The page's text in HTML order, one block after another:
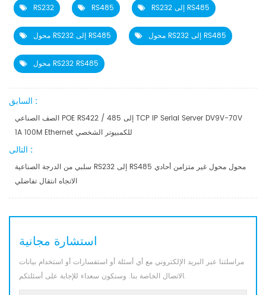
RS232 RS485 RS232 إلى RS485
محول RS232 إلى RS485 محول RS232 إلى RS485
محول RS232 RS485
السابق :
الصف الصناعي POE RS422 / 485 إلى TCP IP Serial Server DV9V-70V
1A 100M Ethernet للكمبيوتر الشخصي
التالى :
سلبي من الدرجة الصناعية RS232 إلى RS485 محول محول غير متزامن أحادي
الاتجاه انتقال تفاضلي
استشارة مجانية
مراسلتنا عبر البريد الإلكتروني مع أي أسئلة أو استفسارات أو استخدام بيانات
الاتصال الخاصة بنا. وسنكون سعداء للإجابة على أسئلتكم.